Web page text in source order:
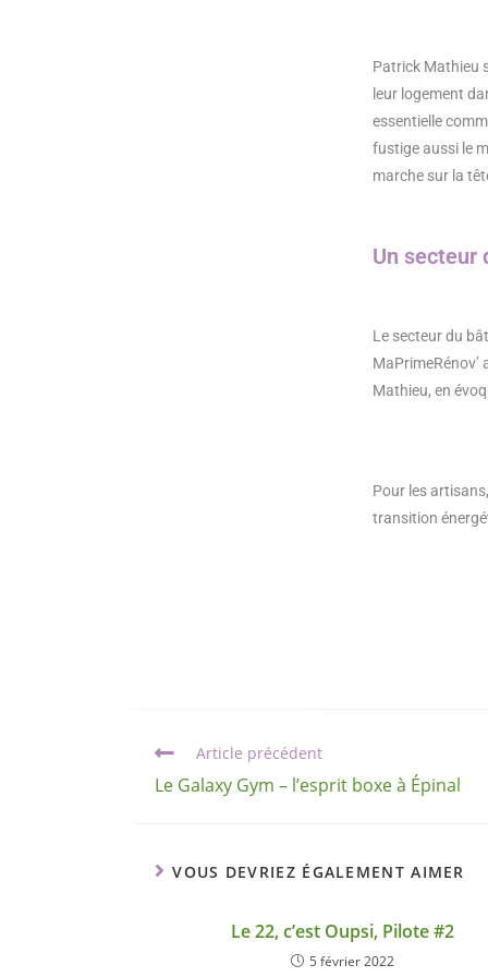
Patrick Mathieu
leur logement
essentielle
fustige aussi le
marche sur la
Un secteur
Le secteur du
Mathieu, en
Pour les
transition
Article précédent
Le Galaxy Gym – l’esprit boxe à Épinal
VOUS DEVRIEZ ÉGALEMENT AIMER
Le 22, c’est Oupsi, Pilote #2
5 février 2022